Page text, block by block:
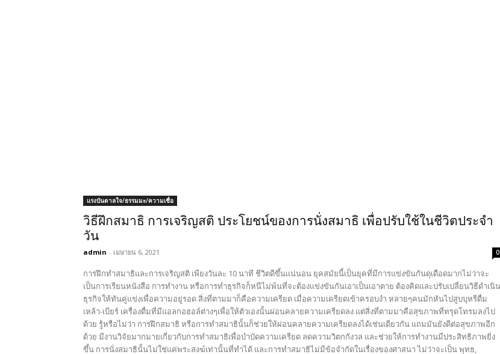
แรงบันดาลใจ/ธรรมมะ/ความเชื่อ
วิธีฝึกสมาธิ การเจริญสติ ประโยชน์ของการนั่งสมาธิ เพื่อปรับใช้ในชีวิตประจำ
วัน
admin - เมษายน 6, 2021 0
การฝึกทำสมาธิและการเจริญสติ เพียงวันละ 10 นาที ชีวิตดีขึ้นแน่นอน ยุคสมัยนี้เป็นยุคที่มีการแข่งขันกันดุเดือดมากไม่ว่าจะ
เป็นการเรียนหนังสือ การทำงาน หรือการทำธุรกิจก็หนีไม่พ้นที่จะต้องแข่งขันกันเอาเป็นเอาตาย ต้องคิดและปรับเปลี่ยนวิธีดำเนิน
ธุรกิจให้ทันคู่แข่งเพื่อความอยู่รอด สิ่งที่ตามมาก็คือความเครียด เมื่อความเครียดเข้าครอบงำ หลายๆคนมักหันไปสูบบุหรีดื่ม
เหล้า-เบียร์ เครื่องดื่มที่มีแอลกอฮอล์ต่างๆเพื่อให้ตัวเองนั้นผ่อนคลายความเครียดลง แต่สิ่งที่ตามมาคือสุขภาพที่ทรุดโทรมลงไป
ด้วย รู้หรือไม่ว่า การฝึกสมาธิ หรือการทำสมาธินั้นก็ช่วยให้ผ่อนคลายความเครียดลงได้เช่นเดียวกัน แถมมันยังดีต่อสุขภาพอีก
ด้วย มีงานวิจัยมากมายเกี่ยวกับการทำสมาธิเพื่อบำบัดความเครียด ลดความวิตกกังวล และช่วยให้การทำงานมีประสิทธิภาพยิ่ง
ขึ้น การนั่งสมาธินั้นไม่ใช่แค่พระสงฆ์เท่านั้นที่ทำได้ และการทำสมาธิไม่มีข้อจำกัดในเรื่องของศาสนา ไม่ว่าจะเป็น พุทธ,